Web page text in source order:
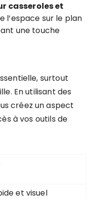
casseroles et
l’espace sur le plan
une touche
surtout
En utilisant des
créez un aspect
à vos outils de
et visuel